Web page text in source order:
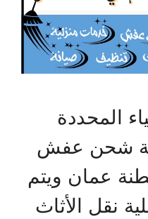
المحددة
شحن عفش
عمان ويتم
نقل الأثاث